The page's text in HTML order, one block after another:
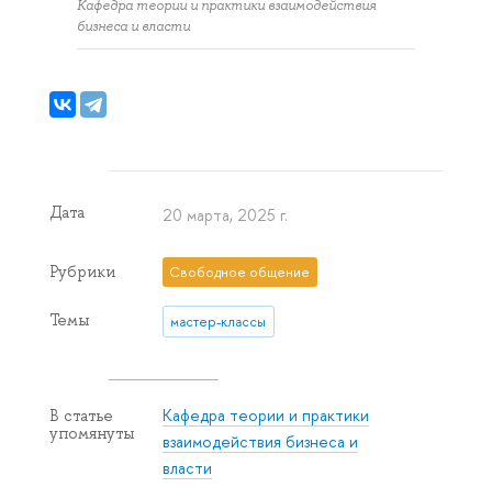
Кафедра теории и практики взаимодействия
бизнеса и власти
Дата 20 марта, 2025 г.
Рубрики Свободное общение
Темы мастер-классы
В статье
упомянуты
Кафедра теории и практики
взаимодействия бизнеса и
власти